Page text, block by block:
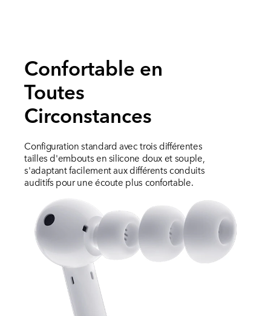
Confortable en
Toutes
Circonstances
Configuration standard avec trois différentes
tailles d'embouts en silicone doux et souple,
s'adaptant facilement aux différents conduits
auditifs pour une écoute plus confortable.